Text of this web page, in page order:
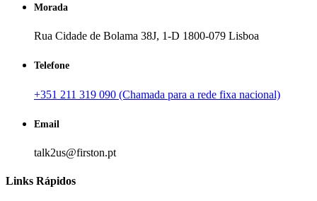
Morada
Rua Cidade de Bolama 38J, 1-D 1800-079 Lisboa
Telefone
+351 211 319 090 (Chamada para a rede fixa nacional)
Email
talk2us@firston.pt
Links Rápidos